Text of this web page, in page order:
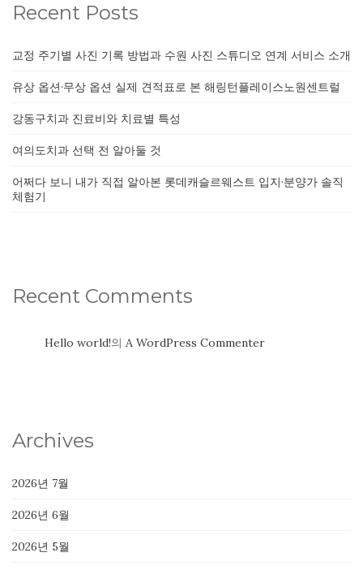
Recent Posts
교정 주기별 사진 기록 방법과 수원 사진 스튜디오 연계 서비스 소개
유상 옵션·무상 옵션 실제 견적표로 본 해링턴플레이스노원센트럴
강동구치과 진료비와 치료별 특성
여의도치과 선택 전 알아둘 것
어쩌다 보니 내가 직접 알아본 롯데캐슬르웨스트 입지·분양가 솔직
체험기
Recent Comments
Hello world!의 A WordPress Commenter
Archives
2026년 7월
2026년 6월
2026년 5월